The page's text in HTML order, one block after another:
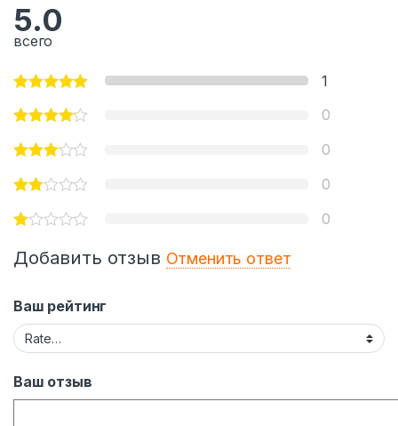
5.0
всего
1
0
0
0
0
Добавить отзыв Отменить ответ
Ваш рейтинг
Ваш отзыв